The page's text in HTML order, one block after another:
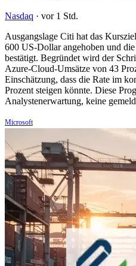
Nasdaq · vor 1 Std.
Ausgangslage Citi hat das
600 US-Dollar angehoben und
bestätigt. Begründet wird der
Azure-Cloud-Umsätze von 43
Einschätzung, dass die Rate im
Prozent steigen könnte. Diese
Analystenerwartung, keine
Microsoft